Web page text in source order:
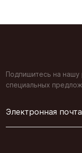
Подпишитесь на нашу
специальных
Электронная почта